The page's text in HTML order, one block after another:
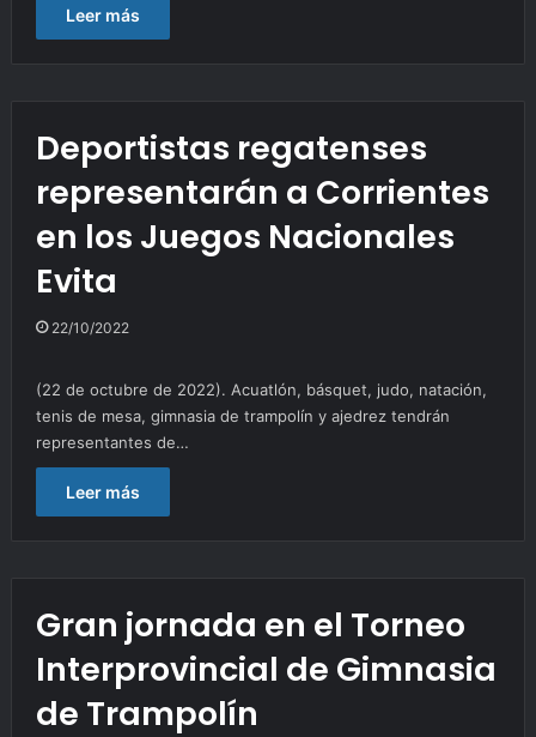
Leer más
Deportistas regatenses
representarán a Corrientes
en los Juegos Nacionales
Evita
22/10/2022
(22 de octubre de 2022). Acuatlón, básquet, judo, natación,
tenis de mesa, gimnasia de trampolín y ajedrez tendrán
representantes de…
Leer más
Gran jornada en el Torneo
Interprovincial de Gimnasia
de Trampolín